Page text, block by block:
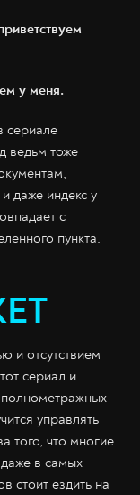
у меня.
сериале
ведьм тоже
даже индекс у
с
пункта.
и отсутствием
сериал и
полнометражных
управлять
того, что многие
в самых
стоит ездить на